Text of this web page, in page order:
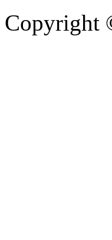
Copyright